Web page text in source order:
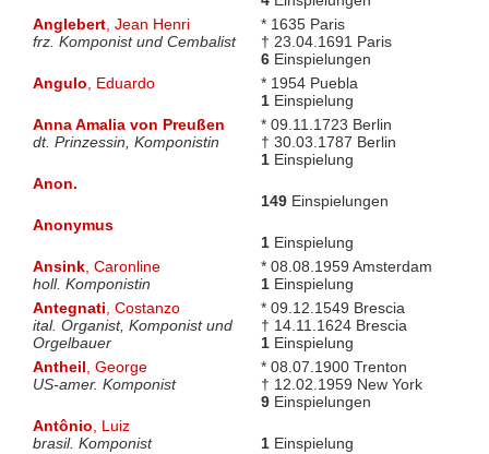
Anglebert, Jean Henri
frz. Komponist und Cembalist
* 1635 Paris
† 23.04.1691 Paris
6Einspielungen
Angulo, Eduardo
* 1954 Puebla
1Einspielung
Anna Amalia von Preußen
dt. Prinzessin, Komponistin
* 09.11.1723 Berlin
† 30.03.1787 Berlin
1Einspielung
Anon.
149Einspielungen
Anonymus
1Einspielung
Ansink, Caronline
holl. Komponistin
* 08.08.1959 Amsterdam
1Einspielung
Antegnati, Costanzo
ital. Organist, Komponist und
Orgelbauer
* 09.12.1549 Brescia
† 14.11.1624 Brescia
1Einspielung
Antheil, George
US-amer. Komponist
* 08.07.1900 Trenton
† 12.02.1959 New York
9Einspielungen
Antônio, Luiz
brasil. Komponist
1Einspielung